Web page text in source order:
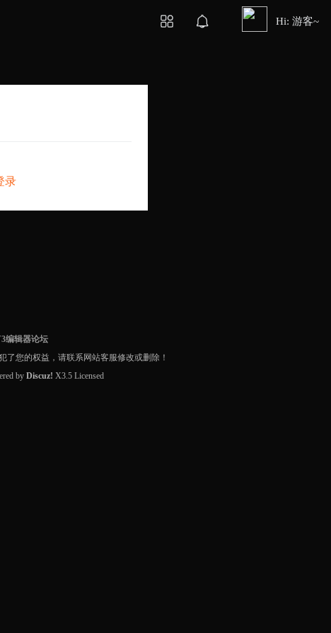
Hi: 游客~
录
编辑器论坛
您的权益，请联系网站客服修改或删除！
byDiscuz! X3.5 Licensed